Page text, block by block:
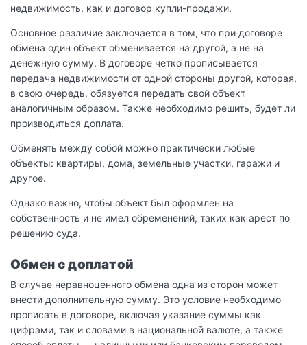
недвижимость, как и договор купли-продажи.
Основное различие заключается в том, что при договоре
обмена один объект обменивается на другой, а не на
денежную сумму. В договоре четко прописывается
передача недвижимости от одной стороны другой, которая,
в свою очередь, обязуется передать свой объект
аналогичным образом. Также необходимо решить, будет ли
производиться доплата.
Обменять между собой можно практически любые
объекты: квартиры, дома, земельные участки, гаражи и
другое.
Однако важно, чтобы объект был оформлен на
собственность и не имел обременений, таких как арест по
решению суда.
Обмен с доплатой
В случае неравноценного обмена одна из сторон может
внести дополнительную сумму. Это условие необходимо
прописать в договоре, включая указание суммы как
цифрами, так и словами в национальной валюте, а также